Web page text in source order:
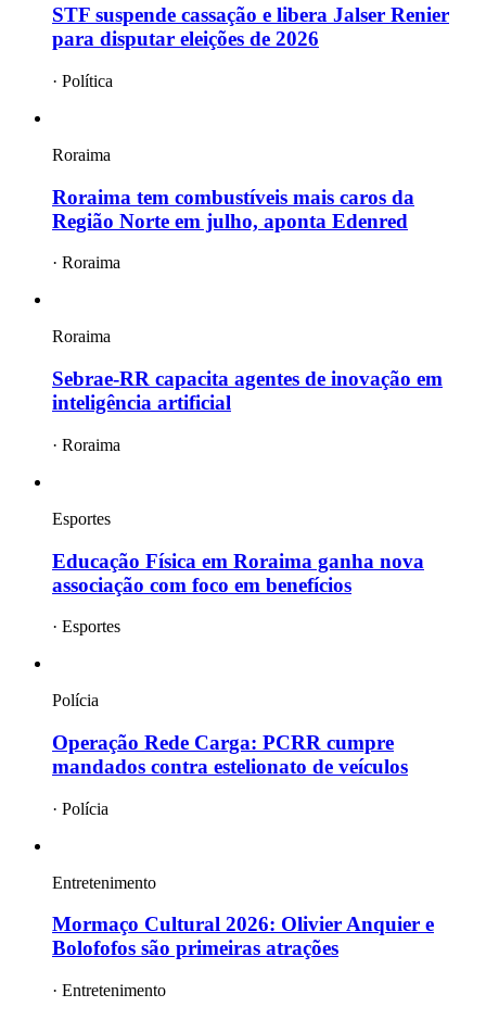
STF suspende cassação e libera Jalser Renier
para disputar eleições de 2026
· Política
Roraima
Roraima tem combustíveis mais caros da
Região Norte em julho, aponta Edenred
· Roraima
Roraima
Sebrae-RR capacita agentes de inovação em
inteligência artificial
· Roraima
Esportes
Educação Física em Roraima ganha nova
associação com foco em benefícios
· Esportes
Polícia
Operação Rede Carga: PCRR cumpre
mandados contra estelionato de veículos
· Polícia
Entretenimento
Mormaço Cultural 2026: Olivier Anquier e
Bolofofos são primeiras atrações
· Entretenimento